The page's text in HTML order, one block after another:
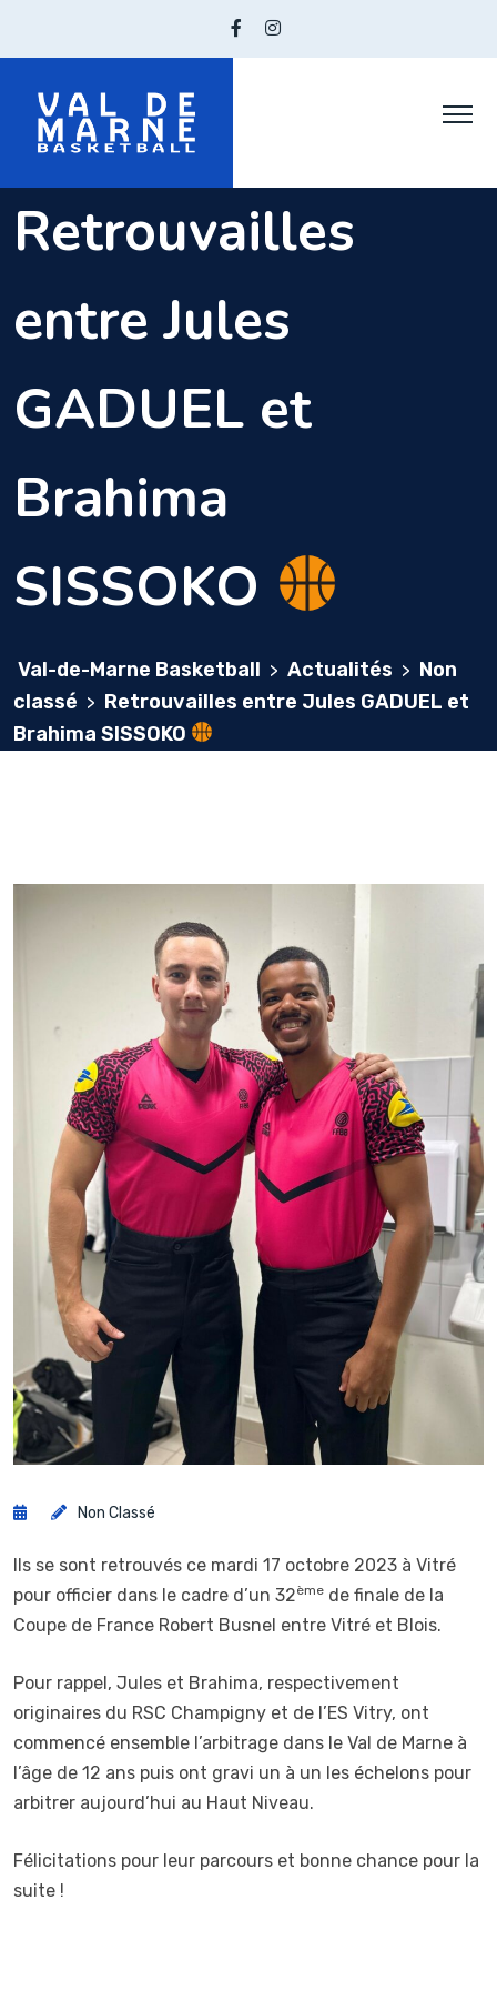
Retrouvailles
entre Jules
GADUEL et
Brahima
SISSOKO
Val-de-Marne Basketball > Actualités > Non
classé > Retrouvailles entre Jules GADUEL et
Brahima SISSOKO
Non Classé
Ils se sont retrouvés ce mardi 17 octobre 2023 à Vitré
pour officier dans le cadre d’un 32ème de finale de la
Coupe de France Robert Busnel entre Vitré et Blois.
Pour rappel, Jules et Brahima, respectivement
originaires du RSC Champigny et de l’ES Vitry, ont
commencé ensemble l’arbitrage dans le Val de Marne à
l’âge de 12 ans puis ont gravi un à un les échelons pour
arbitrer aujourd’hui au Haut Niveau.
Félicitations pour leur parcours et bonne chance pour la
suite !